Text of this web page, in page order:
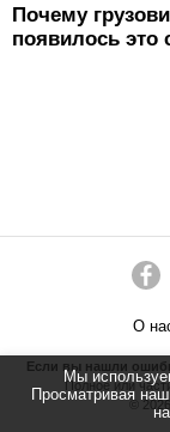
Мы
Просматривая
Почему
появилось это
О
Если вы нашли
Полное или
©2026